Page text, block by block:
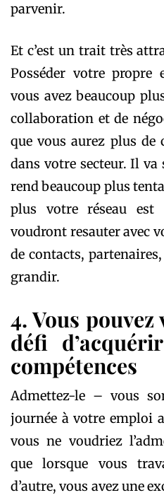
parvenir.
Et c’est un trait très
Posséder votre propre
vous avez beaucoup
collaboration et de
que vous aurez plus de
dans votre secteur. Il va
rend beaucoup plus
plus votre réseau est
voudront resauter avec
de contacts,
grandir.
4. Vous
défi
compétences
Admettez-le – vous
journée à votre emploi
vous ne voudriez
que lorsque vous
d’autre, vous avez une